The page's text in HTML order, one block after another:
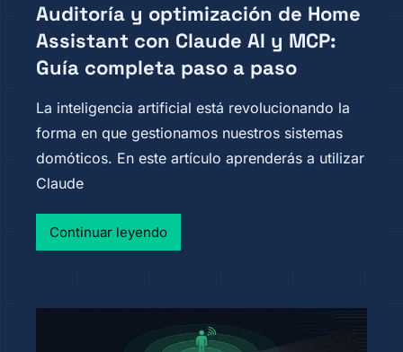
Auditoría y optimización de Home
Assistant con Claude AI y MCP:
Guía completa paso a paso
La inteligencia artificial está revolucionando la
forma en que gestionamos nuestros sistemas
domóticos. En este artículo aprenderás a utilizar
Claude
Continuar leyendo